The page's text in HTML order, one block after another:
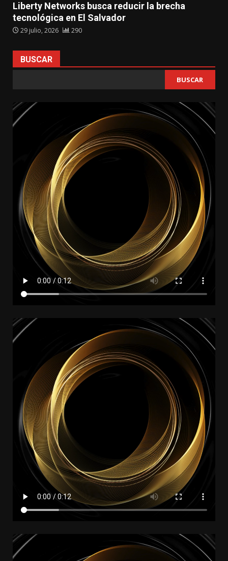
Liberty Networks busca reducir la brecha
tecnológica en El Salvador
29 julio, 2026 290
BUSCAR
BUSCAR